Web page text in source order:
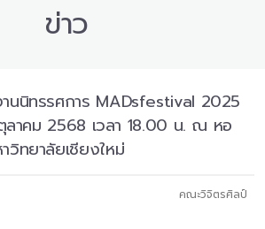
ข่าว
นนิทรรศการ MADsfestival 2025
ลาคม 2568 เวลา 18.00 น. ณ หอ
ทยาลัยเชียงใหม่
คณะวิจิตรศิลป์